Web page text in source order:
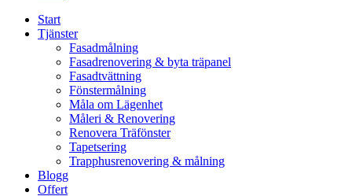
Start
Tjänster
Fasadmålning
Fasadrenovering & byta träpanel
Fasadtvättning
Fönstermålning
Måla om Lägenhet
Måleri & Renovering
Renovera Träfönster
Tapetsering
Trapphusrenovering & målning
Blogg
Offert